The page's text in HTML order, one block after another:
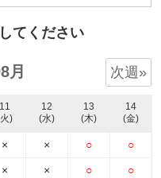
てください
月 次週»
11
)
×
×
12
(水)
×
×
13
(木)
○
○
14
(金)
○
○